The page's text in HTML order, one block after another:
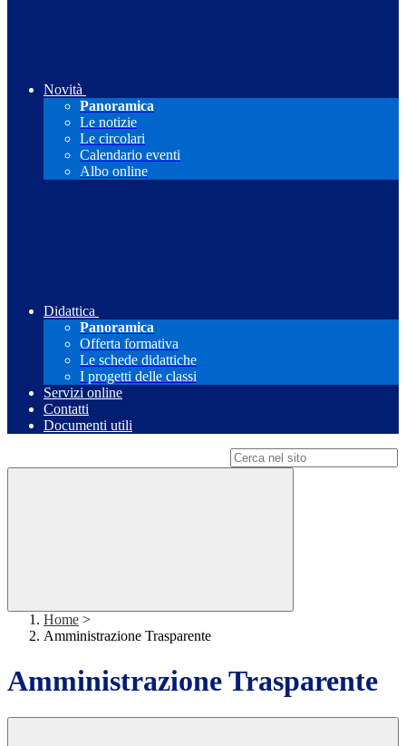
Novità
Panoramica
Le notizie
Le circolari
Calendario eventi
Albo online
Didattica
Panoramica
Offerta formativa
Le schede didattiche
I progetti delle classi
Servizi online
Contatti
Documenti utili
Home >
Amministrazione Trasparente
Amministrazione Trasparente